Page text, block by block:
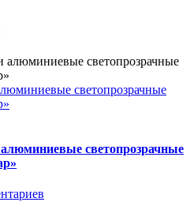
светопрозрачные
светопрозрачные